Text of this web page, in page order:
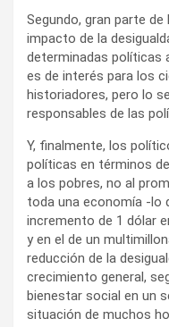
Segundo, gran parte
impacto de la
determinadas políticas
es de interés para los
historiadores, pero lo
responsables de las
Y, finalmente, los
políticas en términos
a los pobres, no al
toda una economía -lo
incremento de 1 dólar
y en el de un
reducción de la
crecimiento general,
bienestar social en un
situación de muchos